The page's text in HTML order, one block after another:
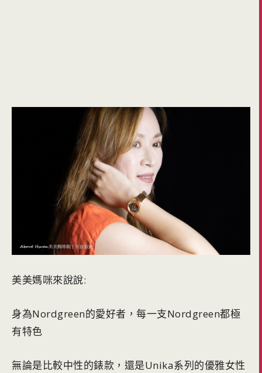
美美媽咪來說說:
身為Nordgreen的愛好者，每一支Nordgreen都極
有特色
無論是比較中性的錶款，還是Unika系列的優雅女性